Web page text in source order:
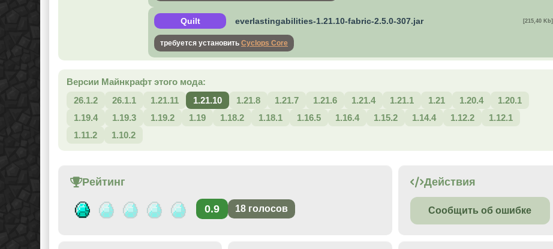
Quilt everlastingabilities-1.21.10-fabric-2.5.0-307.jar [215,40 Kb]
требуется установить Cyclops Core
Версии Майнкрафт этого мода:
26.1.2
26.1.1 1.21.11 1.21.10 1.21.8 1.21.7 1.21.6 1.21.4 1.21.1 1.21 1.20.4
1.20.1
1.19.4
1.19.3 1.19.2 1.19 1.18.2 1.18.1 1.16.5 1.16.4 1.15.2 1.14.4 1.12.2
1.12.1
1.11.2
1.10.2
Рейтинг
0.9 18 голосов
Действия
Сообщить об ошибке